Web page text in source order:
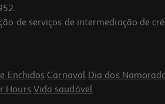
de serviços de intermediação de
Enchidos Carnaval Dia dos
Hours Vida saudável